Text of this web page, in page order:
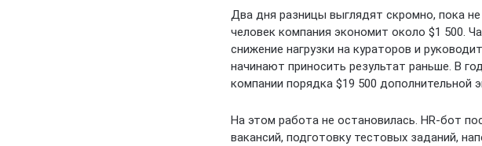
Два дня разницы выглядят скромно, пока
человек компания экономит около $1 500.
снижение нагрузки на кураторов и
начинают приносить результат раньше. В
компании порядка $19 500 дополнительной
На этом работа не остановилась. HR-бот
вакансий, подготовку тестовых заданий,